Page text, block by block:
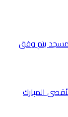
يتم وفق